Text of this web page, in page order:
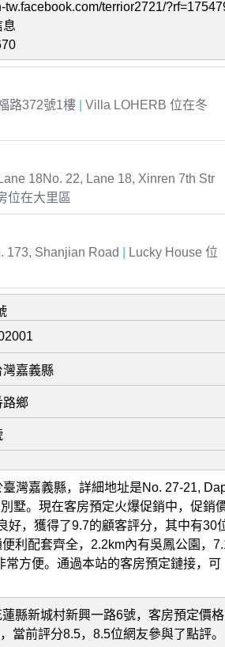
terrior2721/
息
路372號1樓
Villa LOHERB 位在冬
18No. 22, Lane 18, Xinren 7th Str
位在大里區
173, Shanjian Road
Lucky House 位
灣嘉義縣
路鄉
灣嘉義縣，詳細地址是No. 27-21,
墅。現在客房預定火爆促銷中，促銷
好，獲得了9.7的顧客評分，其中有30
利配套齊全，2.2km內有吳鳳公園，
常方便。通過本站的客房預定鏈接，可
縣新城村新興一路6號，客房預定價格
當前評分8.5，8.5位網友參與了點評。